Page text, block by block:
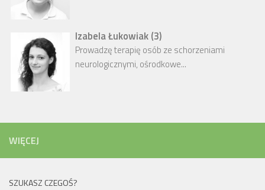
Izabela Łukowiak (3)
Prowadzę terapię osób ze schorzeniami
neurologicznymi, ośrodkowe...
WIĘCEJ
SZUKASZ CZEGOŚ?